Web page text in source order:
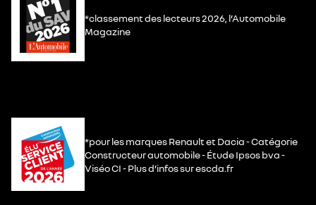
*classement des lecteurs 2026, l’Automobile
Magazine
*pour les marques Renault et Dacia - Catégorie
Constructeur automobile - Étude Ipsos bva -
Viséo CI - Plus d’infos sur escda.fr